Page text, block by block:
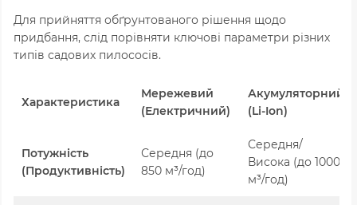
Для прийняття обґрунтованого рішення щодо
придбання, слід порівняти ключові параметри різних
типів садових пилососів.
Характеристика
Мережевий
(Електричний)
Акумуляторний
(Li-Ion)
Потужність
(Продуктивність)
Середня (до
850 м³/год)
Середня/
Висока (до 1000
м³/год)